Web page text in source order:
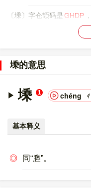
〔塖〕字仓颉码是 GHDP
，中文
00005856，UTF-8
〔塖〕字的异体字是塍。
塖的意思
塖 1 chéng
基本释义
◎ 同“塍”。